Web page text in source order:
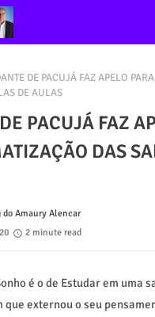
DE PACUJÁ FAZ APELO
DE AULAS
PACUJÁ FAZ
DAS
do Amaury Alencar
2 minute read
é o de Estudar em uma
externou o seu